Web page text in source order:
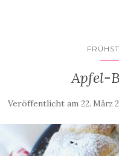
Apfel-
Veröffentlicht am22. März